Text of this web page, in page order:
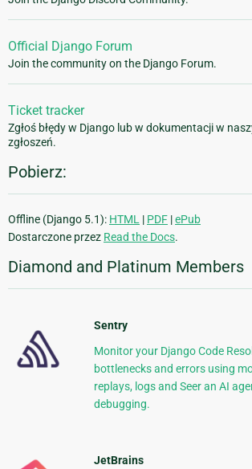
Official Django Forum
Join the community on the Django Forum.
Ticket tracker
Zgłoś błędy w Django lub w dokumentacji w
zgłoszeń.
Pobierz:
Offline (Django 5.1): HTML | PDF |ePub
Dostarczone przez Read the Docs.
Diamond and Platinum Members
Sentry
Monitor your Django Code
bottlenecks and errors using
replays, logs and Seer an AI
debugging.
JetBrains